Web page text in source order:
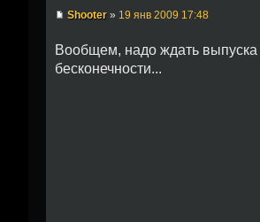
Shooter » 19 янв 2009 17:48
Вообщем, надо ждать выпуска
бесконечности...